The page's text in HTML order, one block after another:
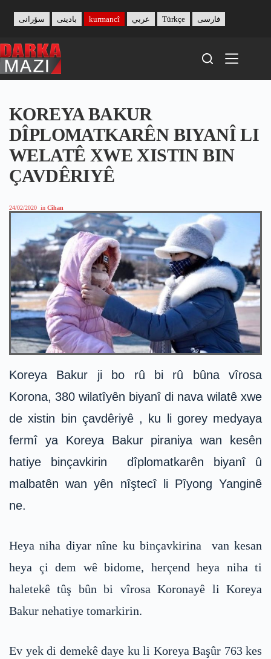
content
بادینی سۆرانی kurmancî عربي Türkçe فارسی
KOREYA BAKUR
DÎPLOMATKARÊN BIYANÎ LI
WELATÊ XWE XISTIN BIN
ÇAVDÊRIYÊ
24/02/2020 in Cîhan
Koreya Bakur ji bo rû bi rû bûna vîrosa
Korona, 380 wilatîyên biyanî di nava wilatê xwe
de xistin bin çavdêriyê , ku li gorey medyaya
fermî ya Koreya Bakur piraniya wan kesên
hatiye binçavkirin dîplomatkarên biyanî û
malbatên wan yên nîştecî li Pîyong Yanginê
ne.
Heya niha diyar nîne ku binçavkirina van kesan
heya çi dem wê bidome, herçend heya niha ti
haletekê tûş bûn bi vîrosa Koronayê li Koreya
Bakur nehatiye tomarkirin.
Ev yek di demekê daye ku li Koreya Başûr 763 kes